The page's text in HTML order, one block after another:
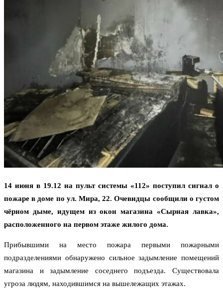
14 июня в 19.12 на пульт системы «112» поступил сигнал о
пожаре в доме по ул. Мира, 22. Очевидцы сообщили о густом
чёрном дыме, идущем из окон магазина «Сырная лавка»,
расположенного на первом этаже жилого дома.
Прибывшими на место пожара первыми пожарными
подразделениями обнаружено сильное задымление помещений
магазина и задымление соседнего подъезда. Существовала
угроза людям, находившимся на вышележащих этажах.